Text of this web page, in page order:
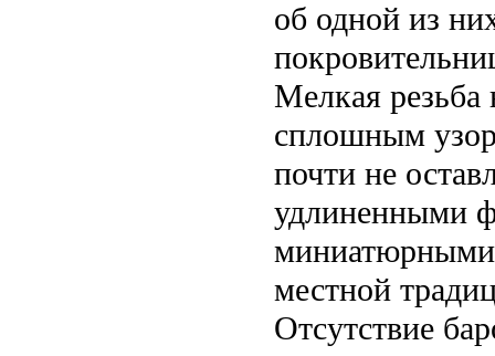
об одной из
Мелкая резьба
сплошным
почти не
удлиненными
миниатюрными
местной
Отсутствие